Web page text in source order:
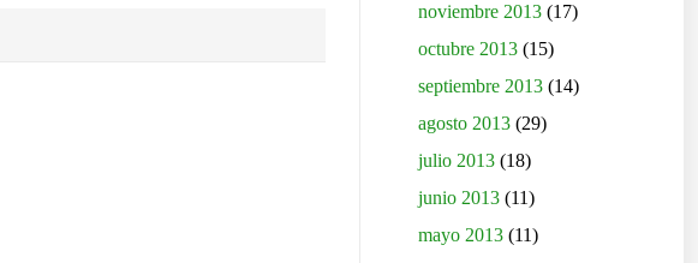
noviembre 2013(17)
octubre 2013(15)
septiembre 2013(14)
agosto 2013(29)
julio 2013(18)
junio 2013(11)
mayo 2013(11)